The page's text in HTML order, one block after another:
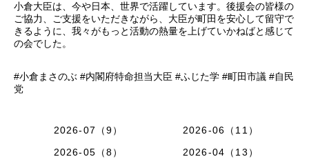
小倉大臣は、今や日本、世界で活躍しています。後援会の皆様の
ご協力、ご支援をいただきながら、大臣が町田を安心して留守で
きるように、我々がもっと活動の熱量を上げていかねばと感じて
の会でした。
#小倉まさのぶ #内閣府特命担当大臣 #ふじた学 #町田市議 #自民
党
2026-07（9）
2026-06（11）
2026-05（8）
2026-04（13）